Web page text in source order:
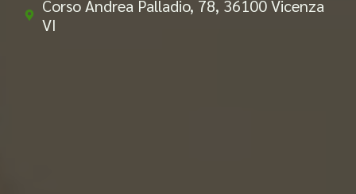
Corso Andrea Palladio, 78, 36100 Vicenza
VI